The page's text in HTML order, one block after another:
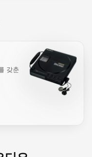
갖춘